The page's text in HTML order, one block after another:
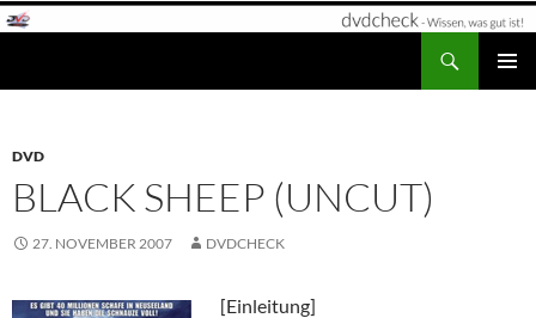
Zum
DVD
BLACK SHEEP (UNCUT)
27. NOVEMBER 2007 DVDCHECK
[Einleitung]